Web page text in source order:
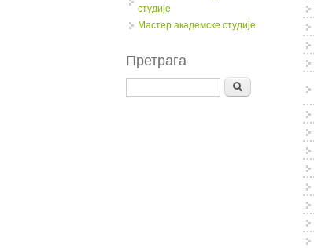
студије
Мастер академске студије
Претрага